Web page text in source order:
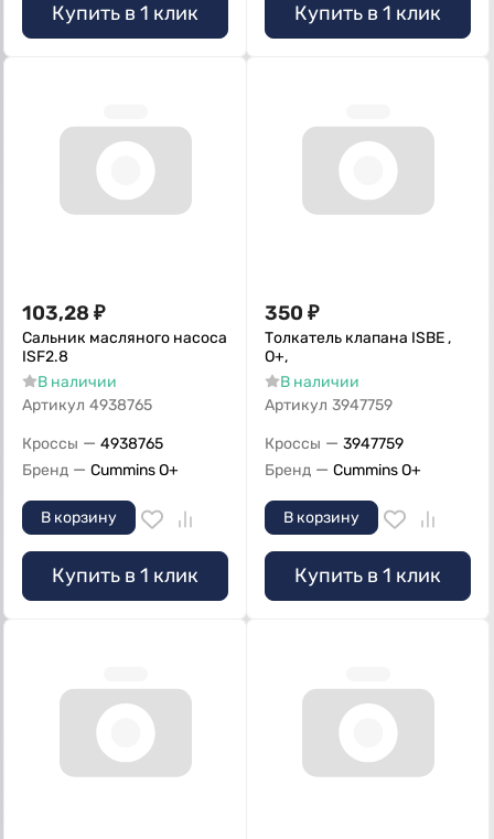
Купить в 1 клик Купить в 1 клик
103,28 ₽
Сальник масляного насоса
ISF2.8
В наличии
Артикул 4938765
Кроссы — 4938765
Бренд — Cummins O+
В корзину
Купить в 1 клик
350 ₽
Толкатель клапана ISBE ,
О+,
В наличии
Артикул 3947759
Кроссы — 3947759
Бренд — Cummins O+
В корзину
Купить в 1 клик